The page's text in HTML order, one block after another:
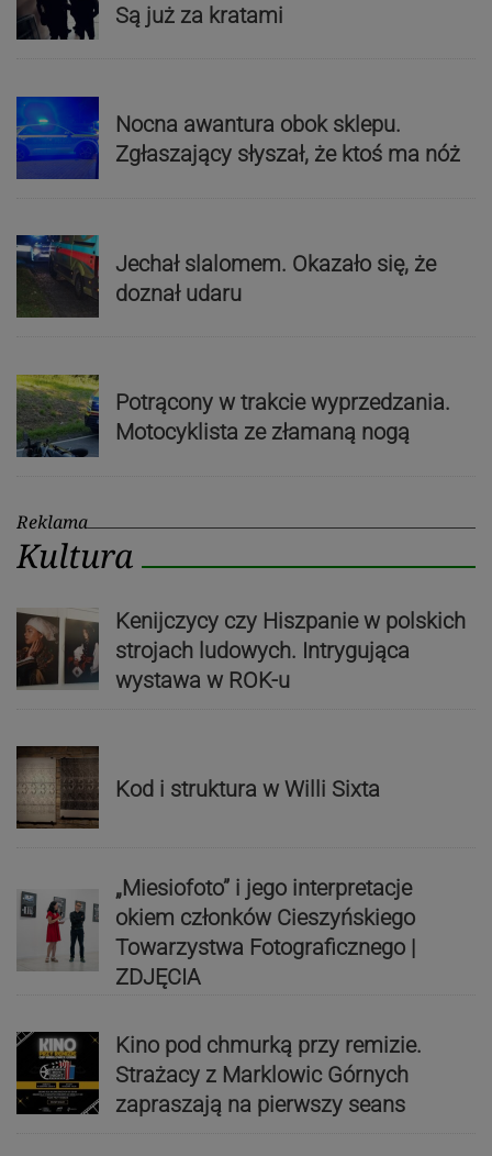
Są już za kratami
Nocna awantura obok sklepu.
Zgłaszający słyszał, że ktoś ma nóż
Jechał slalomem. Okazało się, że
doznał udaru
Potrącony w trakcie wyprzedzania.
Motocyklista ze złamaną nogą
Reklama
Kultura
Kenijczycy czy Hiszpanie w polskich
strojach ludowych. Intrygująca
wystawa w ROK-u
Kod i struktura w Willi Sixta
„Miesiofoto” i jego interpretacje
okiem członków Cieszyńskiego
Towarzystwa Fotograficznego |
ZDJĘCIA
Kino pod chmurką przy remizie.
Strażacy z Marklowic Górnych
zapraszają na pierwszy seans